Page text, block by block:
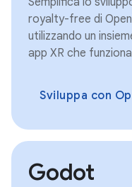
royalty-free di
utilizzando un
app XR che
Sviluppa con
Godot